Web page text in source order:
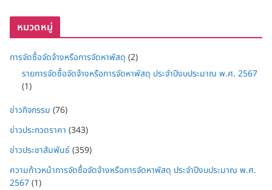
หมวดหมู่
การจัดซื้อจัดจ้างหรือการจัดหาพัสดุ (2)
รายการจัดซื้อจัดจ้างหรือการจัดหาพัสดุ ประจำปีงบประมาณ พ.ศ. 2567
(1)
ข่าวกิจกรรม (76)
ข่าวประกวดราคา (343)
ข่าวประชาสัมพันธ์(359)
ความก้าวหน้าการจัดซื้อจัดจ้างหรือการจัดหาพัสดุ ประจำปีงบประมาณ พ.ศ.
2567(1)